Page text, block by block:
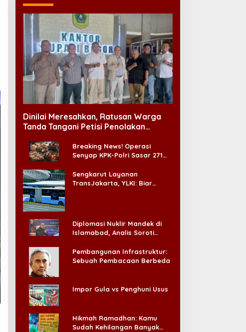
Dinilai Meresahkan, Ratusan Warga
Tanda Tangani Petisi Penolakan
Breaking News! Operasi
Senyap KPK-Polri Sasar 271
Ada ‘Badai Pemeriksaan’
Sengkarut Layanan
TransJakarta, YLKI: Biar
Diplomasi Nuklir Mandek di
Islamabad, Analis Soroti
Pembangunan Infrastruktur:
Sebuah Pembacaan Berbeda
Impor Gula vs Penghuni Usus
Hikmah Ramadhan: Kamu
Sudah Kehilangan Banyak